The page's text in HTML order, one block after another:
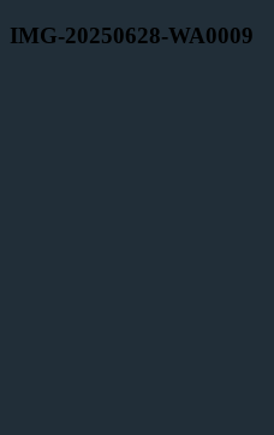
IMG-20250628-WA0009